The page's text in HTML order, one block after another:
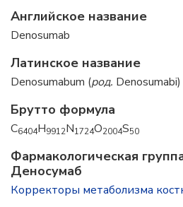
Английское название
Denosumab
Латинское название
Denosumabum (род. Denosumabi)
Брутто формула
C6404H9912N1724O2004S50
Фармакологическая
Деносумаб
Корректоры метаболизма